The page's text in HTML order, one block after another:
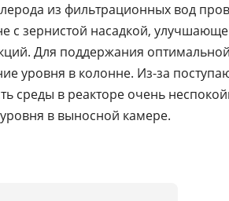
из фильтрационных вод
зернистой насадкой,
Для поддержания
уровня в колонне. Из-за
среды в реакторе очень
в выносной камере.